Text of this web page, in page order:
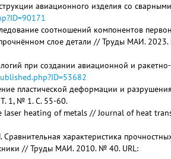
авиационного изделия со
соотношений компонентов
слое детали // Труды МАИ.
при создании авиационной и
пластической деформации и
1, № 1. C. 55-60.
heating of metals // Journal of heat
характеристика
// Труды МАИ. 2010. № 40. URL: